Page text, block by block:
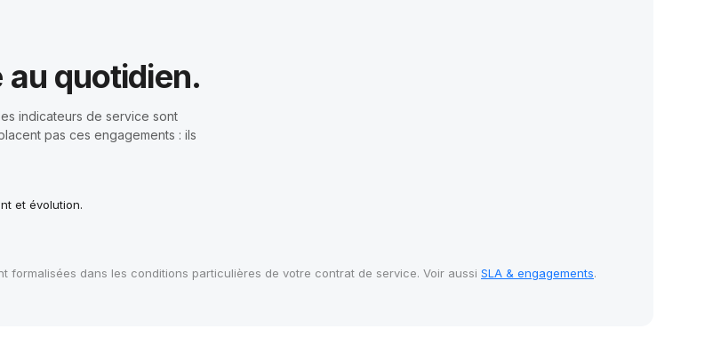
au quotidien.
indicateurs de service sont
pas ces engagements : ils
et évolution.
formalisées dans les conditions particulières de votre contrat de service. Voir aussi SLA & engagements.